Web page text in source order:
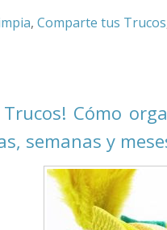
, Comparte tus Trucos
Cómo
semanas y